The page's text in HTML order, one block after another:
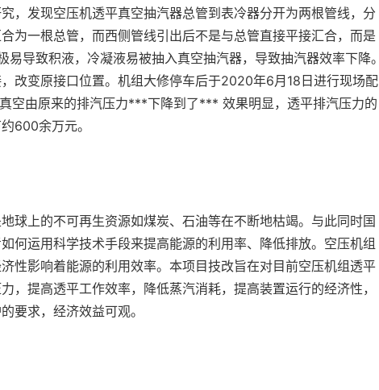
，发现空压机透平真空抽汽器总管到表冷器分开为两根管线，分
为一根总管，而西侧管线引出后不是与总管直接平接汇合，而是
导致积液，冷凝液易被抽入真空抽汽器，导致抽汽器效率下降。
改变原接口位置。机组大修停车后于2020年6月18日进行现场配
空由原来的排汽压力***下降到了*** 效果明显，透平排汽压力的
600余万元。
球上的不可再生资源如煤炭、石油等在不断地枯竭。与此同时国
何运用科学技术手段来提高能源的利用率、降低排放。空压机组
性影响着能源的利用效率。本项目技改旨在对目前空压机组透平
，提高透平工作效率，降低蒸汽消耗，提高装置运行的经济性，
要求，经济效益可观。